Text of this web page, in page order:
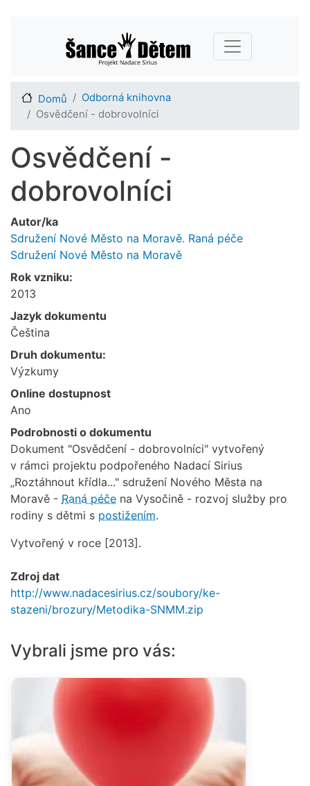
hlavnímu
obsahu
Main navigation
Domů
Odborná knihovna
Osvědčení - dobrovolníci
Osvědčení -
dobrovolníci
Autor/ka
Sdružení Nové Město na Moravě. Raná péče
Sdružení Nové Město na Moravě
Rok vzniku:
2013
Jazyk dokumentu
Čeština
Druh dokumentu:
Výzkumy
Online dostupnost
Ano
Podrobnosti o dokumentu
Dokument "Osvědčení - dobrovolníci" vytvořený
v rámci projektu podpořeného Nadací Sirius
„Roztáhnout křídla..." sdružení Nového Města na
Moravě - Raná péče na Vysočině - rozvoj služby pro
rodiny s dětmi s postižením.
Vytvořený v roce [2013].
Zdroj dat
http://www.nadacesirius.cz/soubory/ke-
stazeni/brozury/Metodika-SNMM.zip
Vybrali jsme pro vás: